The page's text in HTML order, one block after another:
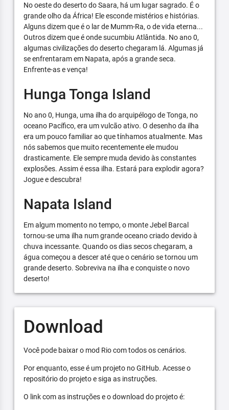
No oeste do deserto do Saara, há um lugar sagrado. É o
grande olho da África! Ele esconde mistérios e histórias.
Alguns dizem que é o lar de Mumm-Ra, o de vida eterna...
Outros dizem que é onde sucumbiu Atlântida. No ano 0,
algumas civilizações do deserto chegaram lá. Algumas já
se enfrentaram em Napata, após a grande seca.
Enfrente-as e vença!
Hunga Tonga Island
No ano 0, Hunga, uma ilha do arquipélogo de Tonga, no
oceano Pacífico, era um vulcão ativo. O desenho da ilha
era um pouco familiar ao que tínhamos atualmente. Mas
nós sabemos que muito recentemente ele mudou
drasticamente. Ele sempre muda devido às constantes
explosões. Assim é essa ilha. Estará para explodir agora?
Jogue e descubra!
Napata Island
Em algum momento no tempo, o monte Jebel Barcal
tornou-se uma ilha num grande oceano criado devido à
chuva incessante. Quando os dias secos chegaram, a
água começou a descer até que o cenário se tornou um
grande deserto. Sobreviva na ilha e conquiste o novo
deserto!
Download
Você pode baixar o mod Rio com todos os cenários.
Por enquanto, esse é um projeto no GitHub. Acesse o
repositório do projeto e siga as instruções.
O link com as instruções e o download do projeto é: